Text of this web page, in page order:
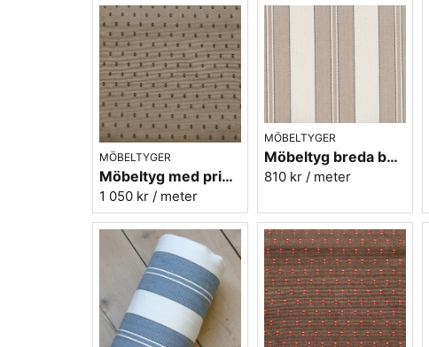
MÖBELTYGER
Möbeltyg med prickar - Plus nr.01 beige
1 050 kr / meter
MÖBELTYGER
Möbeltyg breda beige ränder - Veranda nr.85
810 kr / meter